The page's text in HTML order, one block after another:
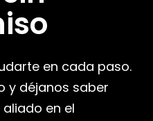
en cada paso.
y déjanos saber
en el